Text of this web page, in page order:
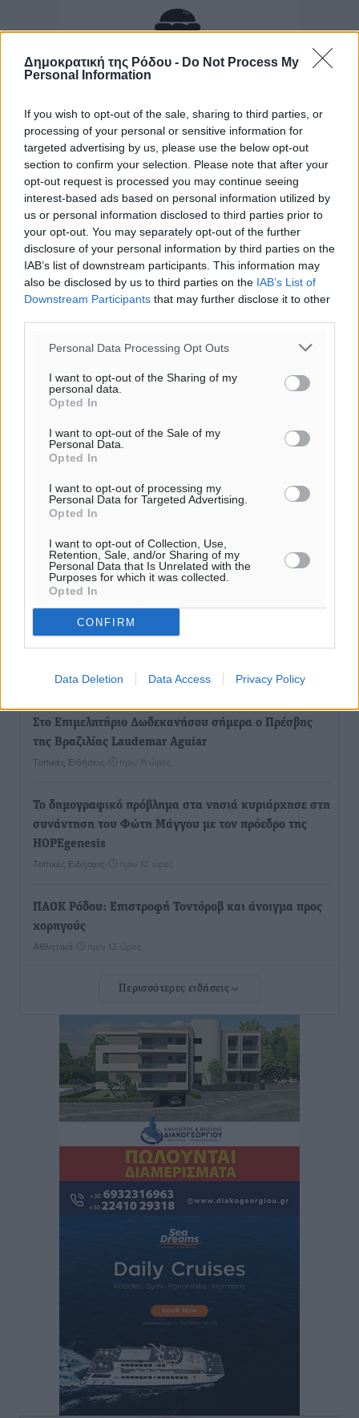
Δημοκρατική της Ρόδου - Do Not Process My
Personal Information
If you wish to opt-out of the sale, sharing to third parties, or
processing of your personal or sensitive information for
targeted advertising by us, please use the below opt-out
section to confirm your selection. Please note that after your
opt-out request is processed you may continue seeing
interest-based ads based on personal information utilized by
us or personal information disclosed to third parties prior to
your opt-out. You may separately opt-out of the further
disclosure of your personal information by third parties on the
IAB’s list of downstream participants. This information may
also be disclosed by us to third parties on the IAB’s List of
Downstream Participants that may further disclose it to other
Personal Data Processing Opt Outs
I want to opt-out of the Sharing of my
personal data.
Opted In
I want to opt-out of the Sale of my
Personal Data.
Opted In
I want to opt-out of processing my
Personal Data for Targeted Advertising.
Opted In
I want to opt-out of Collection, Use,
Retention, Sale, and/or Sharing of my
Personal Data that Is Unrelated with the
Purposes for which it was collected.
Opted In
CONFIRM
Data Deletion Data Access Privacy Policy
Έτος – ορόσημο το 2025 για δωρεές οργάνων στην
Ειδήσεις• πριν 10 ώρες
Ο.Φ. Ιστρίου: Καρέ ανανεώσεων σε άξονα και
μετόπισθεν
Αθλητικά• πριν 11 ώρες
Επικός Εργκίν Αταμάν στη Σύμη: Έσπασε πιάτα μέχρι
και στο κεφάλι του σε εστιατόριο ακούγοντας Άννα
Τοπικές Ειδήσεις• πριν 11 ώρες
Στο Επιμελητήριο Δωδεκανήσου σήμερα ο Πρέσβης
της Βραζιλίας Laudemar Aguiar
Τοπικές Ειδήσεις πριν 11 ώρες
To δημογραφικό πρόβλημα στα νησιά κυριάρχησε στη
συνάντηση του Φώτη Μάγγου με τον πρόεδρο της
HOPEgenesis
Τοπικές Ειδήσεις πριν 12 ώρες
ΠΑΟΚ Ρόδου: Επιστροφή Τοντόροβ και άνοιγμα προς
χορηγούς
Αθλητικά πριν 12 ώρες
Rhodes Beyond Summer – Εκεί που το καλοκαίρι
πριν 12 ώρες
Κικίλιας: Μειώθηκαν κατά 34% οι μεταναστευτικές
ροές στα θαλάσσια σύνορα
Κως: Γερμανός τουρίστας κέρδισε αποζημίωση 900
ευρώ επειδή δεν βρήκε ξαπλώστρες στις
οικογενειακές διακοπές του
Τοπικές Ειδήσεις• πριν 12 ώρες
ο 8ος Γερμανός που αγνοούνταν μετά την παράσυρσή
ιστιοφόρου
Τοπικές Ειδήσεις• πριν 12 ώρες
Περισσότερες ειδήσεις